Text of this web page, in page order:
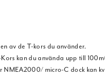
av de T-kors du använder.
kan du använda upp till
micro-C dock kan